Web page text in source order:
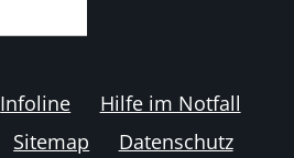
Infoline
Hilfe im Notfall
Sitemap Datenschutz